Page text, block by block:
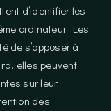
d’identifier les
ordinateur. Les
de s’opposer à
elles peuvent
sur leur
des